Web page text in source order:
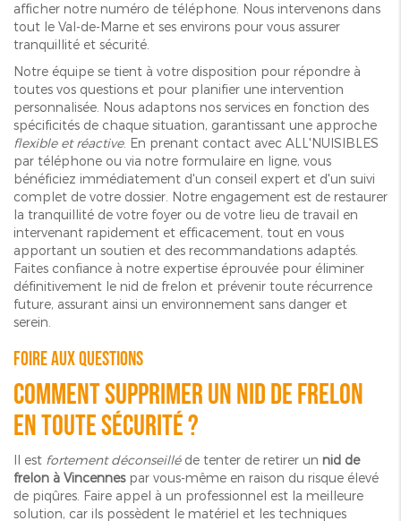
afficher notre numéro de téléphone. Nous intervenons dans
tout le Val-de-Marne et ses environs pour vous assurer
tranquillité et sécurité.
Notre équipe se tient à votre disposition pour répondre à
toutes vos questions et pour planifier une intervention
personnalisée. Nous adaptons nos services en fonction des
spécificités de chaque situation, garantissant une approche
flexible et réactive. En prenant contact avec ALL'NUISIBLES
par téléphone ou via notre formulaire en ligne, vous
bénéficiez immédiatement d'un conseil expert et d'un suivi
complet de votre dossier. Notre engagement est de restaurer
la tranquillité de votre foyer ou de votre lieu de travail en
intervenant rapidement et efficacement, tout en vous
apportant un soutien et des recommandations adaptés.
Faites confiance à notre expertise éprouvée pour éliminer
définitivement le nid de frelon et prévenir toute récurrence
future, assurant ainsi un environnement sans danger et
serein.
Foire aux Questions
Comment supprimer un nid de frelon
en toute sécurité ?
Il est fortement déconseilléde tenter de retirer un nid de
frelon à Vincennespar vous-même en raison du risque élevé
de piqûres. Faire appel à un professionnel est la meilleure
solution, car ils possèdent le matériel et les techniques